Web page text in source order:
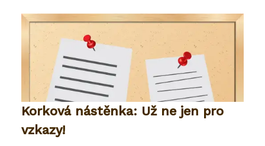
Korková nástěnka: Už ne jen pro
vzkazy!